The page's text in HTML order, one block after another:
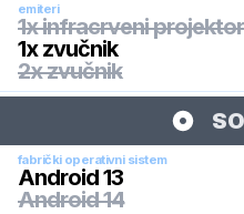
emiteri
1x infracrveni projektor
1x zvučnik
2x zvučnik
fabrički operativni sistem
Android 13
Android 14